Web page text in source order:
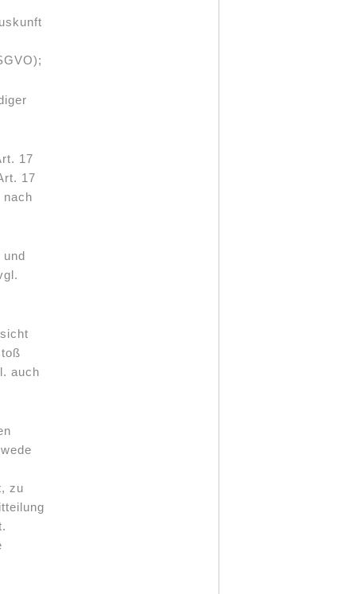
17
17
nach
und
auch
zu